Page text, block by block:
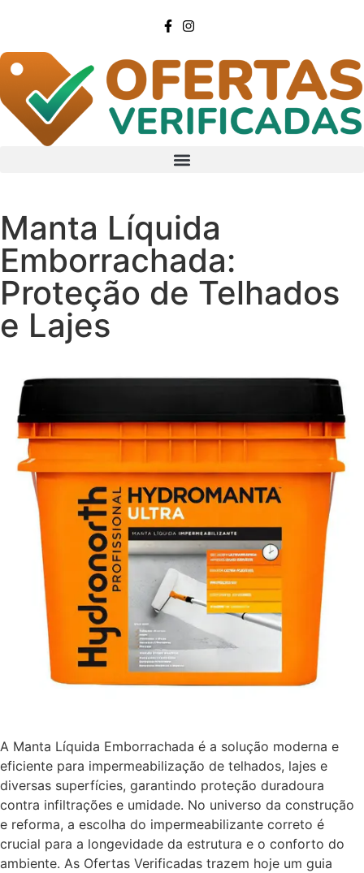
Manta Líquida
Emborrachada:
Proteção de Telhados
e Lajes
A Manta Líquida Emborrachada é a solução moderna e
eficiente para impermeabilização de telhados, lajes e
diversas superfícies, garantindo proteção duradoura
contra infiltrações e umidade. No universo da construção
e reforma, a escolha do impermeabilizante correto é
crucial para a longevidade da estrutura e o conforto do
ambiente. As Ofertas Verificadas trazem hoje um guia